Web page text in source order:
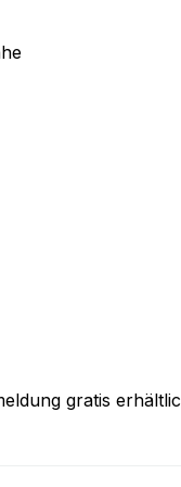
gratis